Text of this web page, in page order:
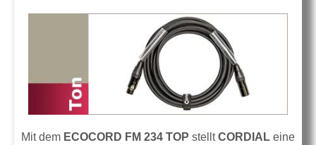
Mit dem ECOCORD FM 234 TOP stelltCORDIAL eine